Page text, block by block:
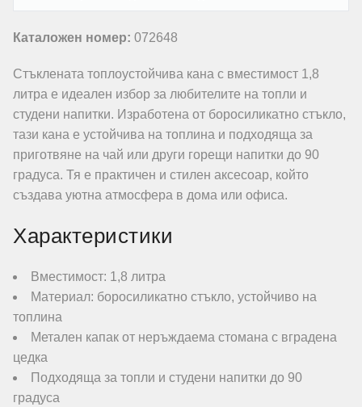
Каталожен номер: 072648
Стъклената топлоустойчива кана с вместимост 1,8
литра е идеален избор за любителите на топли и
студени напитки. Изработена от боросиликатно стъкло,
тази кана е устойчива на топлина и подходяща за
приготвяне на чай или други горещи напитки до 90
градуса. Тя е практичен и стилен аксесоар, който
създава уютна атмосфера в дома или офиса.
Характеристики
Вместимост: 1,8 литра
Материал: боросиликатно стъкло, устойчиво на
топлина
Метален капак от неръждаема стомана с вграденa
цедка
Подходяща за топли и студени напитки до 90
градуса